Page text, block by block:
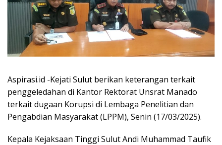
Aspirasi.id -Kejati Sulut berikan keterangan terkait
penggeledahan di Kantor Rektorat Unsrat Manado
terkait dugaan Korupsi di Lembaga Penelitian dan
Pengabdian Masyarakat (LPPM), Senin (17/03/2025).
Kepala Kejaksaan Tinggi Sulut Andi Muhammad Taufik